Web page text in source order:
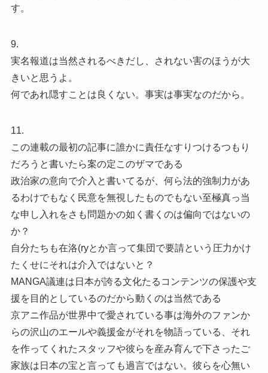
す。
9.
実名報道は当然されるべきだし、されない害のほうが大
きいと思うよ。
何であれ隠すことは良くない。事実は事実なのだから。
11.
この連載の最初の記事に誰かに責任なすりつけるつもり
だろうと書いたら案の定このザマである
政治家の意向で介入と書いてるが、何ら法的強制力があ
るわけでもなく民意を無視したものでもない至極真っ当
な申し入れをさも問題かの如く書くのは偏向ではないの
か？
自分たちも在洛(ryとか言って集団で要請という圧力かけ
たくせにそれは介入ではないと？
MANGA議連は日本が誇る文化たるコンテンツの保護や支
援を目的としているのだから動くのは当然である
京アニ作品が世界中で愛されている事は海外のファンか
らの沢山のエールや義援金がそれを物語っている、それ
を作ってくれたスタッフや彼らを産み育んで下さったご
家族は日本の宝と言っても過言ではない。彼らを心無い